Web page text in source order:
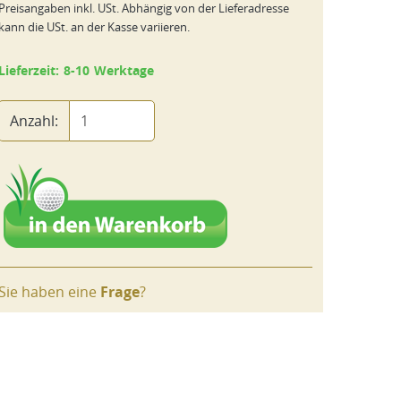
inkl. USt. Abhängig von der Lieferadresse
die USt. an der Kasse variieren.
8-10 Werktage
Anzahl:
haben eine Frage?